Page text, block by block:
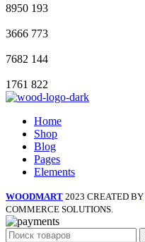
8950 193
3666 773
7682 144
1761 822
Home
Shop
Blog
Pages
Elements
WOODMART 2023 CREATED BY
COMMERCE SOLUTIONS.